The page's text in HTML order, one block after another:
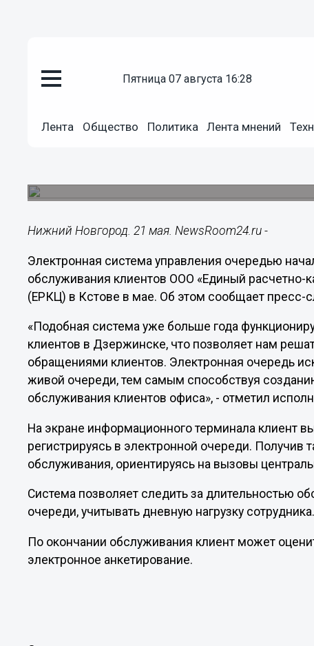
пятница 07 августа 16:28
Лента Общество Политика Лента мнений
В кстовском офисе ЕРКЦ
Нижний Новгород. 21 мая. NewsRoom24.ru -
Электронная система управления очередью
обслуживания клиентов ООО «Единый расчетно-
(ЕРКЦ) в Кстове в мае. Об этом сообщает пресс-
«Подобная система уже больше года
клиентов в Дзержинске, что позволяет нам
обращениями клиентов. Электронная очередь
живой очереди, тем самым способствуя
обслуживания клиентов офиса», - отметил
На экране информационного терминала клиент
регистрируясь в электронной очереди. Получив
обслуживания, ориентируясь на вызовы
Система позволяет следить за длительностью
очереди, учитывать дневную нагрузку сотрудника.
По окончании обслуживания клиент может
электронное анкетирование.